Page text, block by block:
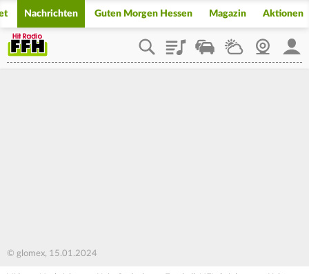
Nachrichten Guten Morgen Hessen Magazin Aktionen
PlaylistStaupilotWetterWebcam
© glomex, 15.01.2024